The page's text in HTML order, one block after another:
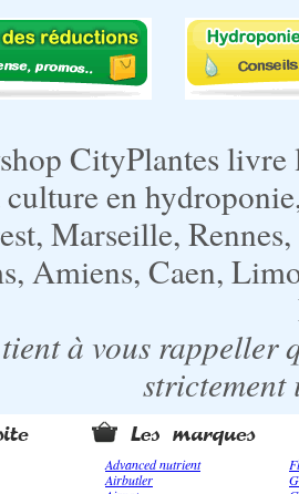
CityPlantes
en
Marseille,
Amiens, Caen,
à vous rappeller
strictement
Advanced nutrient
Airbutler